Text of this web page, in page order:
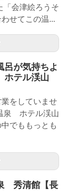
会津絵ろうそ
せてこの温...
呂が気持ちよ
テル渓山
をしていませ
泉 ホテル渓山
でももっとも
秀清館【長